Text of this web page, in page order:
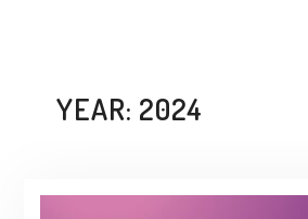
YEAR: 2024